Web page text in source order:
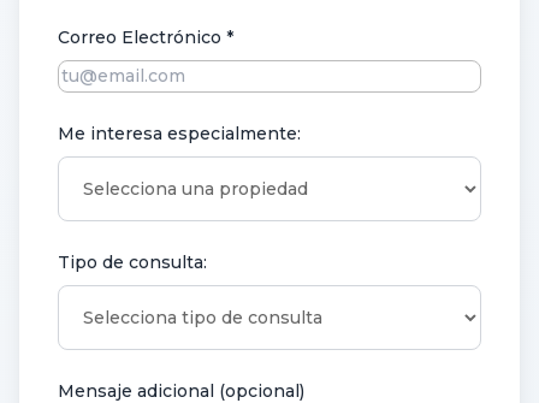
Correo Electrónico *
Me interesa especialmente:
Tipo de consulta:
Mensaje adicional (opcional)